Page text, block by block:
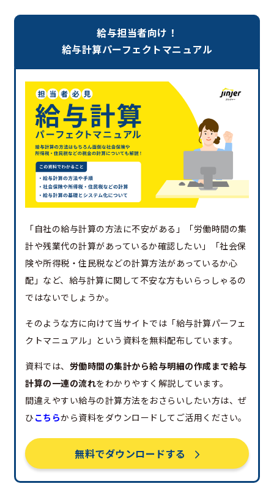
給与担当者向け！
給与計算パーフェクトマニュアル
「自社の給与計算の方法に不安がある」「労働時間の集
計や残業代の計算があっているか確認したい」「社会保
険や所得税・住民税などの計算方法があっているか心
配」など、給与計算に関して不安な方もいらっしゃるの
ではないでしょうか。
そのような方に向けて当サイトでは「給与計算パーフェ
クトマニュアル」という資料を無料配布しています。
資料では、 労働時間の集計から給与明細の作成まで給与
計算の一連の流れをわかりやすく解説しています。
間違えやすい給与の計算方法をおさらいしたい方は、ぜ
ひ こちらから資料をダウンロードしてご活用ください。
無料でダウンロードする